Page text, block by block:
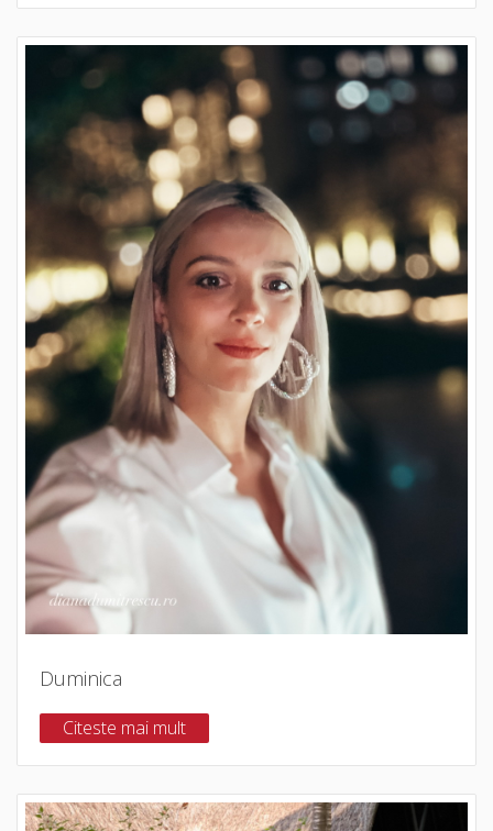
Duminica
Citeste mai mult